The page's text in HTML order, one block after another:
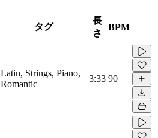
タグ
長
さ
BPM
Latin, Strings, Piano,
Romantic
3:33 90